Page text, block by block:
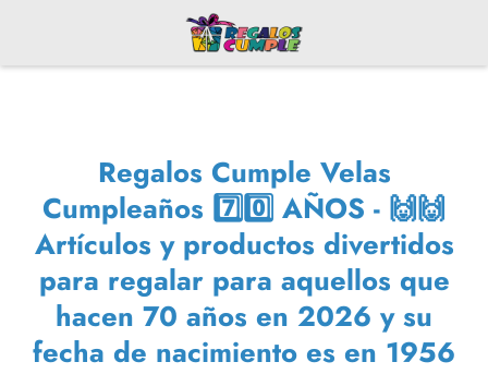
Regalos Cumple Velas
Cumpleaños 7️⃣0️⃣ AÑOS - 🙌🙌
Artículos y productos divertidos
para regalar para aquellos que
hacen 70 años en 2026 y su
fecha de nacimiento es en 1956